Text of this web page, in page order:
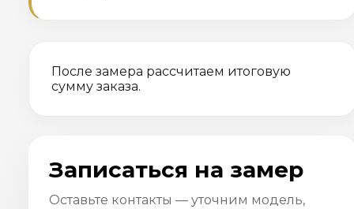
После замера рассчитаем итоговую
сумму заказа.
Записаться на замер
Оставьте контакты — уточним модель,